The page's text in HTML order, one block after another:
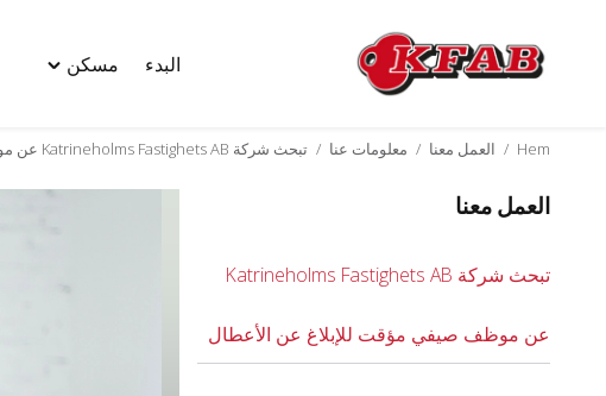
Skip
البدء مسكن Toggle
Hem
/ العمل معنا / معلومات عنا / تبحث شركة Katrineholms Fastighets AB عن موظف صيفي مؤقت للإبلاغ عن الأعطال
العمل معنا
تبحث شركة Katrineholms Fastighets AB
عن موظف صيفي مؤقت للإبلاغ عن الأعطال